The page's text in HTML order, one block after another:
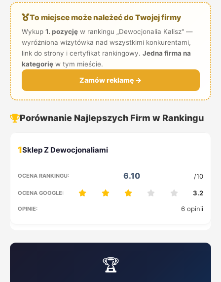
To miejsce może należeć do Twojej firmy
Wykup 1. pozycjęw rankingu „Dewocjonalia Kalisz" —
wyróżniona wizytówka nad wszystkimi konkurentami,
link do strony i certyfikat rankingowy. Jedna firma na
kategorięw tym mieście.
Zamów reklamę →
Porównanie Najlepszych Firm w Rankingu
1
6.10 /10
3.2
6 opinii
🏆